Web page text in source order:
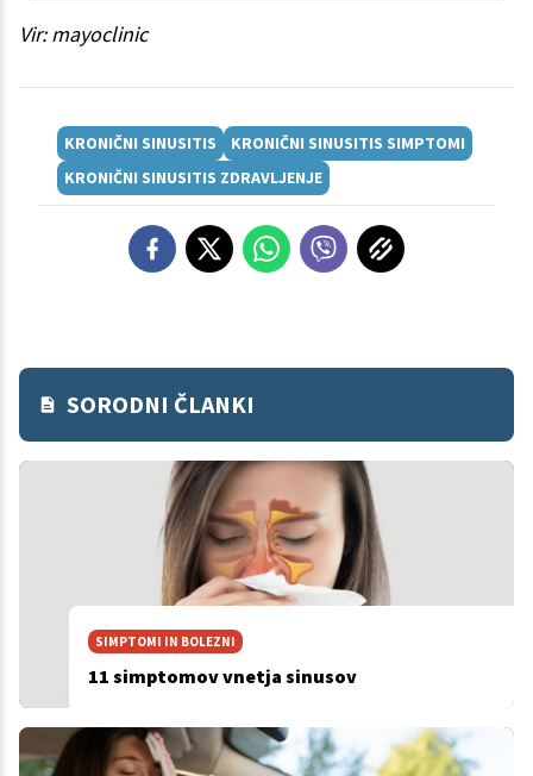
Vir: mayoclinic
KRONIČNI SINUSITIS
KRONIČNI SINUSITIS SIMPTOMI
KRONIČNI SINUSITIS ZDRAVLJENJE
SORODNI ČLANKI
SIMPTOMI IN BOLEZNI
11 simptomov vnetja sinusov